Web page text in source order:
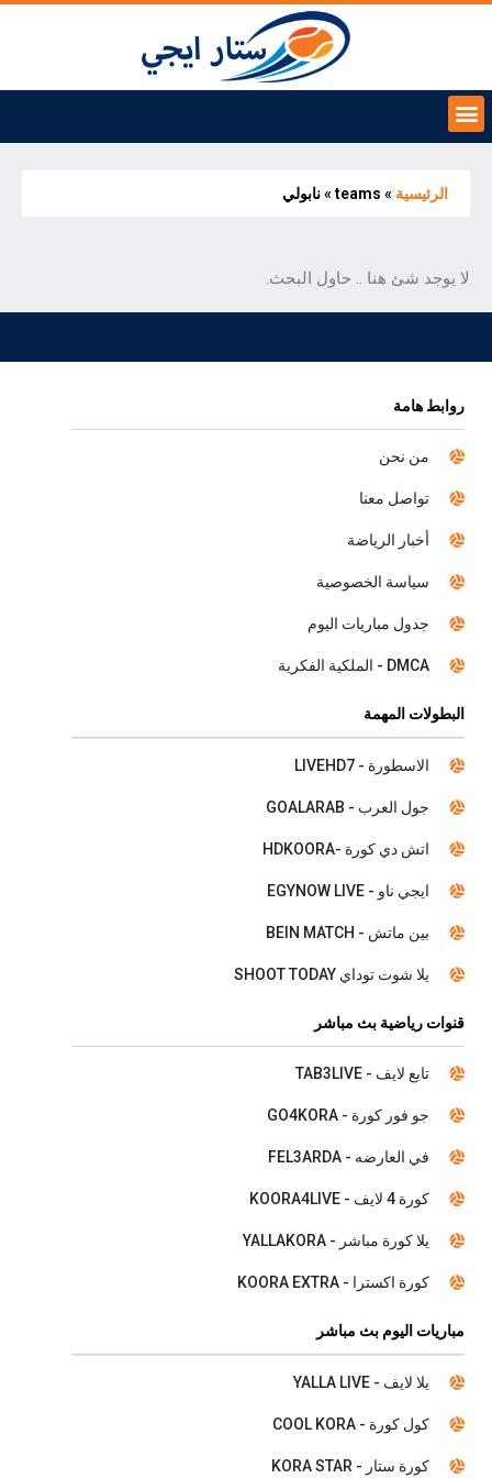
الرئيسية »
teams
»نابولي
لا يوجد شئ هنا .. حاول البحث.
روابط هامة
من نحن
تواصل معنا
أخبار الرياضة
سياسة الخصوصية
جدول مباريات اليوم
DMCA - الملكية الفكرية
البطولات المهمة
الاسطورة - LIVEHD7
جول العرب - GOALARAB
اتش دي كورة -HDKOORA
ايجي ناو - EGYNOW LIVE
بين ماتش - BEIN MATCH
يلا شوت توداي SHOOT TODAY
قنوات رياضية بث مباشر
تابع لايف - TAB3LIVE
جو فور كورة - GO4KORA
في العارضه - FEL3ARDA
كورة 4 لايف - KOORA4LIVE
يلا كورة مباشر - YALLAKORA
كورة اكسترا - KOORA EXTRA
مباريات اليوم بث مباشر
يلا لايف - YALLA LIVE
كول كورة - COOL KORA
كورة ستار - KORA STAR